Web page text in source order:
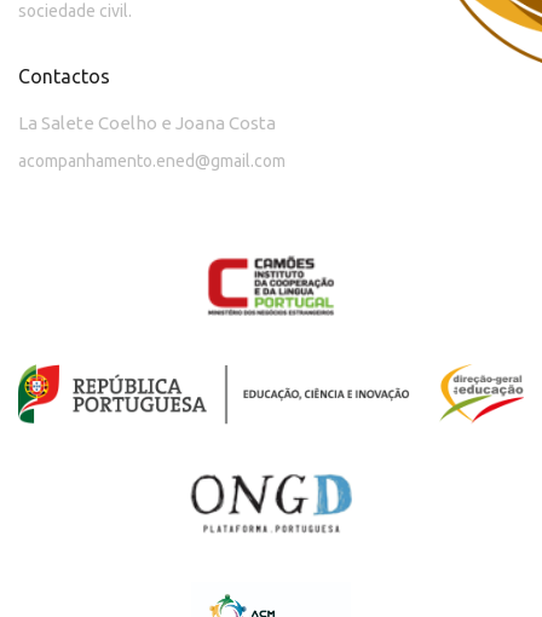
sociedade civil.
Contactos
La Salete Coelho e Joana Costa
acompanhamento.ened@gmail.com